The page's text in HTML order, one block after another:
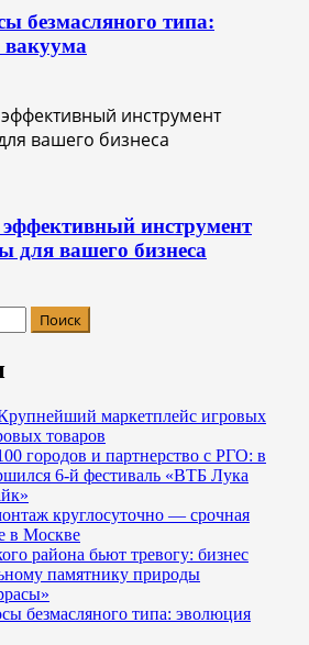
безмасляного типа:
вакуума
инструмент
для вашего бизнеса
маркетплейс игровых
товаров
городов и партнерство с РГО: в
6-й фестиваль «ВТБ Лука
круглосуточно — срочная
в Москве
района бьют тревогу: бизнес
памятнику природы
безмасляного типа: эволюция